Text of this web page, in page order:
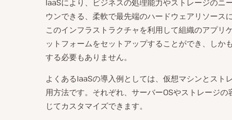
IaaSにより、ビジネスの処理能力やストレージのニ
ウンできる、柔軟で最先端のハードウェアリソース
このインフラストラクチャを利用して組織のアプリ
ットフォームをセットアップすることができ、しか
する必要もありません。
よくあるIaaSの導入例としては、仮想マシンとスト
用方法です。それぞれ、サーバーOSやストレージ
じてカスタマイズできます。